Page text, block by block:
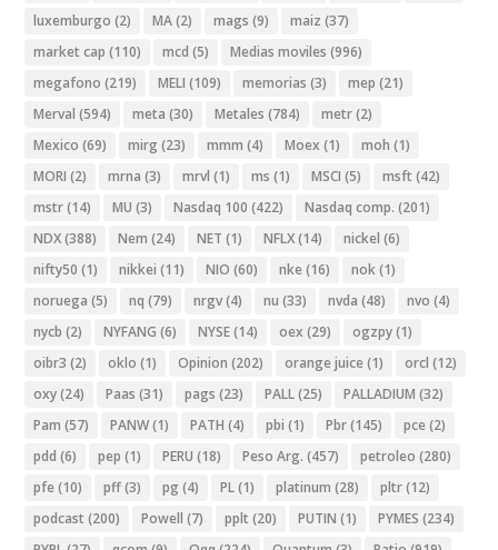
luxemburgo (2) MA(2) mags (9) maiz (37)
market cap (110) mcd (5) Medias moviles (996)
megafono (219) MELI (109) memorias (3) mep (21)
Merval (594) meta (30) Metales (784) metr(2)
Mexico (69) mirg (23) mmm (4) Moex (1) moh (1)
MORI (2) mrna (3) mrvl (1) ms (1) MSCI (5) msft (42)
mstr(14) MU (3) Nasdaq 100 (422) Nasdaq comp. (201)
NDX(388) Nem (24) NET (1) NFLX(14) nickel (6)
nifty50 (1) nikkei (11) NIO (60) nke (16) nok(1)
noruega (5) nq (79) nrgv(4) nu (33) nvda (48) nvo (4)
nycb (2) NYFANG (6) NYSE(14) oex (29) ogzpy(1)
oibr3 (2) oklo (1) Opinion (202) orange juice (1) orcl (12)
oxy(24) Paas (31) pags (23) PALL(25) PALLADIUM (32)
Pam (57) PANW(1) PATH (4) pbi (1) Pbr(145) pce (2)
pdd (6) pep (1) PERU (18) Peso Arg. (457) petroleo (280)
pfe (10) pff(3) pg (4) PL(1) platinum (28) pltr(12)
podcast (200) Powell (7) pplt (20) PUTIN (1) PYMES (234)